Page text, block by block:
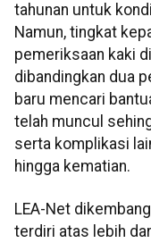
tahunan untuk
Namun, tingkat
pemeriksaan kaki
dibandingkan dua
baru mencari
telah muncul
serta komplikasi
hingga kematian.
LEA-Net
terdiri atas lebih